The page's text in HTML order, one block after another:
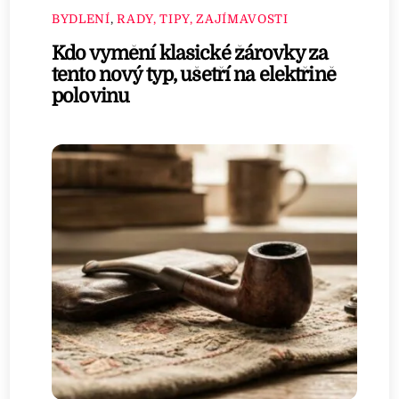
BYDLENÍ,RADY, TIPY, ZAJÍMAVOSTI
Kdo vymění klasické žárovky za
tento nový typ, ušetří na elektřině
polovinu